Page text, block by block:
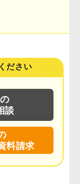
ださい
談
料請求